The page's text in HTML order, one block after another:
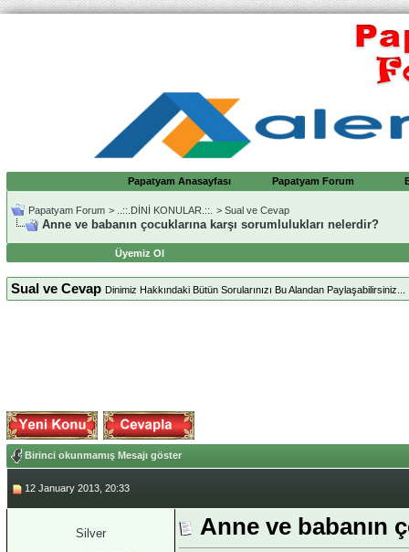
Papatyam Anasayfası Papatyam Forum
Papatyam Forum > ..::.DİNİ KONULAR.::. > Sual ve Cevap
Anne ve babanın çocuklarına karşı sorumlulukları nelerdir?
Üyemiz Ol
Sual ve Cevap Dinimiz Hakkındaki Bütün Sorularınızı Bu Alandan Paylaşabilirsiniz...
Birinci okunmamış Mesajı göster
12 January 2013, 20:33
Silver Anne ve babanın